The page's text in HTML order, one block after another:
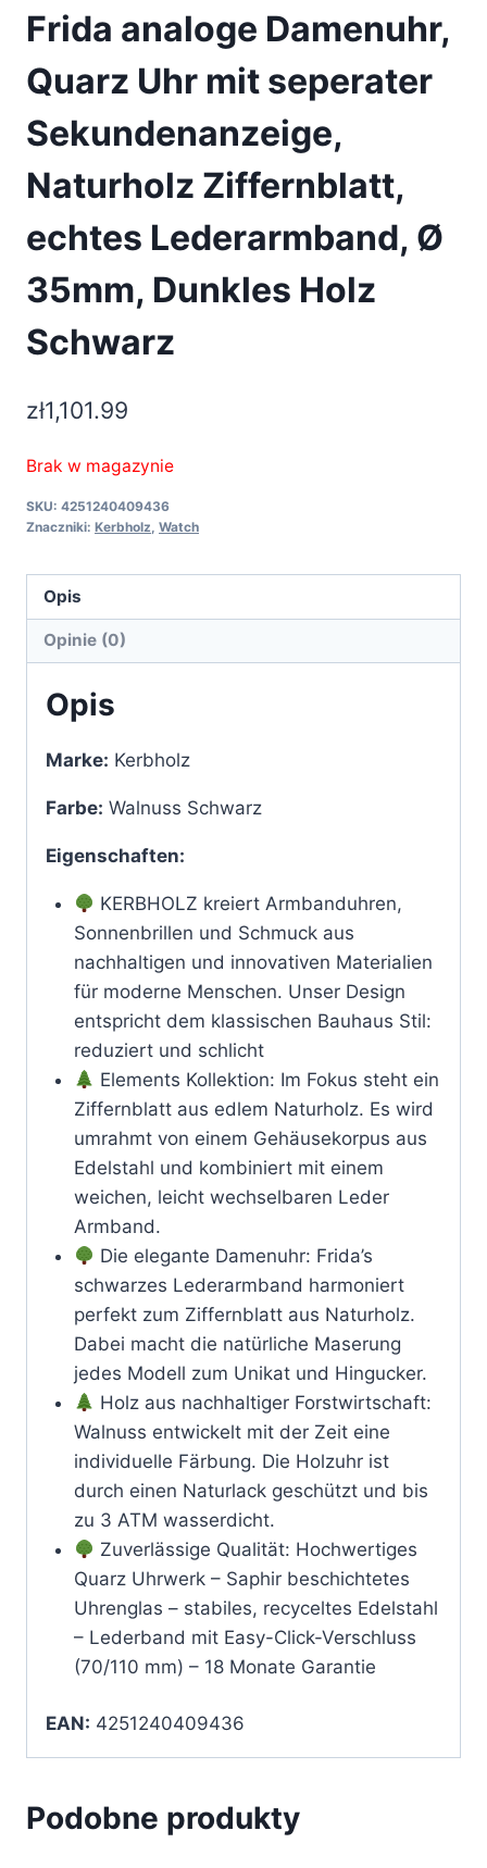
Frida analoge Damenuhr,
Quarz Uhr mit seperater
Sekundenanzeige,
Naturholz Ziffernblatt,
echtes Lederarmband, Ø
35mm, Dunkles Holz
Schwarz
zł1,101.99
Brak w magazynie
SKU: 4251240409436
Znaczniki: Kerbholz, Watch
Opis
Opinie (0)
Opis
Marke: Kerbholz
Farbe: Walnuss Schwarz
Eigenschaften:
KERBHOLZ kreiert Armbanduhren,
Sonnenbrillen und Schmuck aus
nachhaltigen und innovativen Materialien
für moderne Menschen. Unser Design
entspricht dem klassischen Bauhaus Stil:
reduziert und schlicht
Elements Kollektion: Im Fokus steht ein
Ziffernblatt aus edlem Naturholz. Es wird
umrahmt von einem Gehäusekorpus aus
Edelstahl und kombiniert mit einem
weichen, leicht wechselbaren Leder
Armband.
Die elegante Damenuhr: Frida’s
schwarzes Lederarmband harmoniert
perfekt zum Ziffernblatt aus Naturholz.
Dabei macht die natürliche Maserung
jedes Modell zum Unikat und Hingucker.
Holz aus nachhaltiger Forstwirtschaft:
Walnuss entwickelt mit der Zeit eine
individuelle Färbung. Die Holzuhr ist
durch einen Naturlack geschützt und bis
zu 3 ATM wasserdicht.
Zuverlässige Qualität: Hochwertiges
Quarz Uhrwerk – Saphir beschichtetes
Uhrenglas – stabiles, recyceltes Edelstahl
– Lederband mit Easy-Click-Verschluss
(70/110 mm) – 18 Monate Garantie
EAN: 4251240409436
Podobne produkty